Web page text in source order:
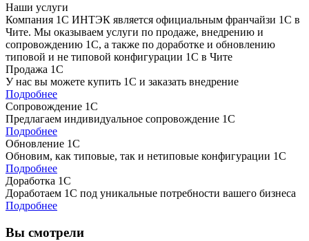
Наши услуги
Компания 1С ИНТЭК является официальным франчайзи 1С в
Чите. Мы оказываем услуги по продаже, внедрению и
сопровождению 1С, а также по доработке и обновлению
типовой и не типовой конфигурации 1С в Чите
Продажа 1С
У нас вы можете купить 1С и заказать внедрение
Подробнее
Сопровождение 1С
Предлагаем индивидуальное сопровождение 1С
Подробнее
Обновление 1С
Обновим, как типовые, так и нетиповые конфигурации 1С
Подробнее
Доработка 1С
Доработаем 1С под уникальные потребности вашего бизнеса
Подробнее
Вы смотрели